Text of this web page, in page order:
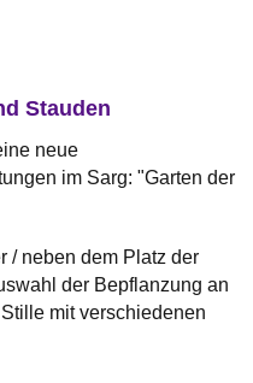
Stauden
neue
im Sarg: "Garten der
/ neben dem Platz der
der Bepflanzung an
mit verschiedenen